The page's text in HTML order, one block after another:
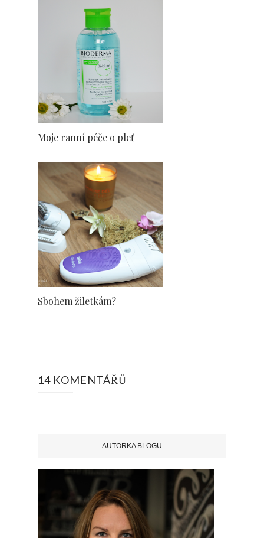
Moje ranní péče o pleť
Sbohem žiletkám?
14 KOMENTÁŘŮ
AUTORKA BLOGU